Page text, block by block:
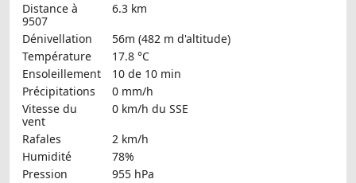
Distance à
9507
6.3 km
Dénivellation
56m (482 m d'altitude)
Température
17.8 °C
Ensoleillement
10 de 10 min
Précipitations
0 mm/h
Vitesse du
vent
0 km/h du SSE
Rafales
2 km/h
Humidité
78%
Pression
955 hPa